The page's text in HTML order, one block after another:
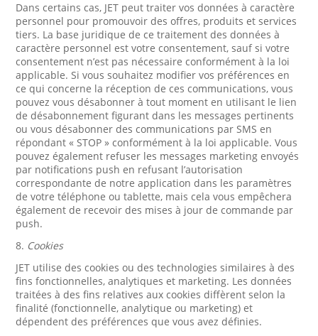
Dans certains cas, JET peut traiter vos données à caractère
personnel pour promouvoir des offres, produits et services
tiers. La base juridique de ce traitement des données à
caractère personnel est votre consentement, sauf si votre
consentement n’est pas nécessaire conformément à la loi
applicable. Si vous souhaitez modifier vos préférences en
ce qui concerne la réception de ces communications, vous
pouvez vous désabonner à tout moment en utilisant le lien
de désabonnement figurant dans les messages pertinents
ou vous désabonner des communications par SMS en
répondant « STOP » conformément à la loi applicable. Vous
pouvez également refuser les messages marketing envoyés
par notifications push en refusant l’autorisation
correspondante de notre application dans les paramètres
de votre téléphone ou tablette, mais cela vous empêchera
également de recevoir des mises à jour de commande par
push.
8. Cookies
JET utilise des cookies ou des technologies similaires à des
fins fonctionnelles, analytiques et marketing. Les données
traitées à des fins relatives aux cookies diffèrent selon la
finalité (fonctionnelle, analytique ou marketing) et
dépendent des préférences que vous avez définies.